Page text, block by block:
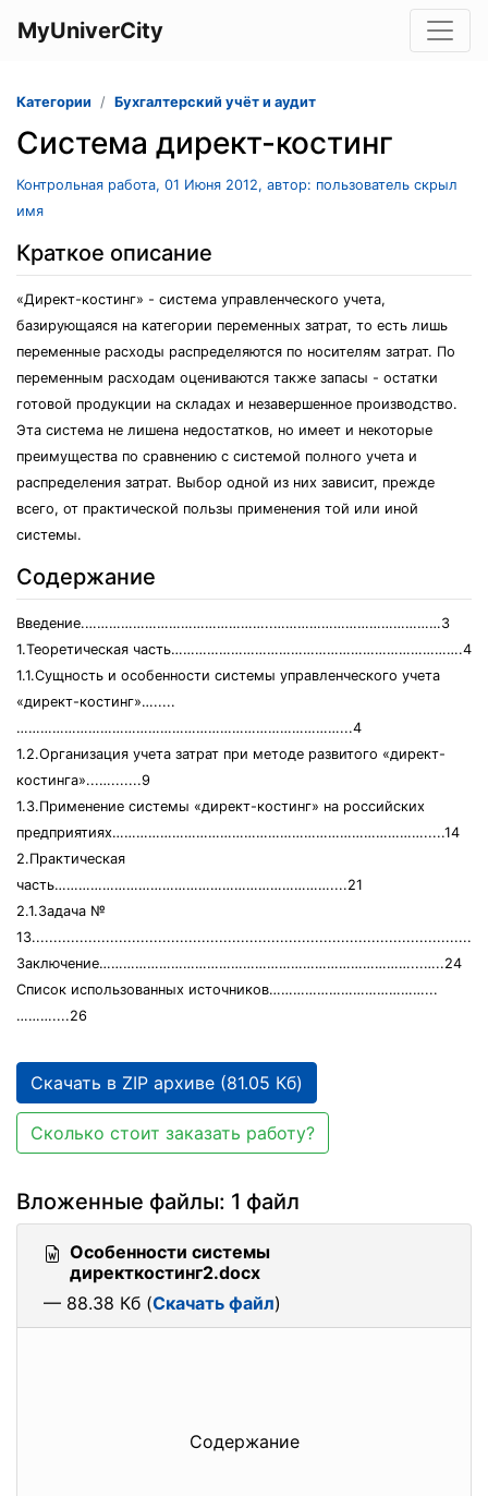
MyUniverCity
Категории Бухгалтерский учёт и аудит
Система директ-костинг
Контрольная работа, 01 Июня 2012, автор: пользователь скрыл
имя
Краткое описание
«Директ-костинг» - система управленческого учета,
базирующаяся на категории переменных затрат, то есть лишь
переменные расходы распределяются по носителям затрат. По
переменным расходам оцениваются также запасы - остатки
готовой продукции на складах и незавершенное производство.
Эта система не лишена недостатков, но имеет и некоторые
преимущества по сравнению с системой полного учета и
распределения затрат. Выбор одной из них зависит, прежде
всего, от практической пользы применения той или иной
системы.
Содержание
Введение.………………………………………..……………………………………3
1.Теоретическая часть……………………………………………………………….4
1.1.Сущность и особенности системы управленческого учета
«директ-костинг»….....
………………………………………………………………………...4
1.2.Организация учета затрат при методе развитого «директ-
костинга»...….......9
1.3.Применение системы «директ-костинг» на российских
предприятиях…………………………………………………………………….....14
2.Практическая
часть……………………………………………………………....21
2.1.Задача №
Заключение……………………………………………………………………...…..24
Список использованных источников…………………………………...
………....26
Скачать в ZIP архиве (81.05 Кб)
Сколько стоит заказать работу?
Вложенные файлы: 1 файл
Особенности системы
директкостинг2.docx
— 88.38 Кб (Скачать файл)
Содержание